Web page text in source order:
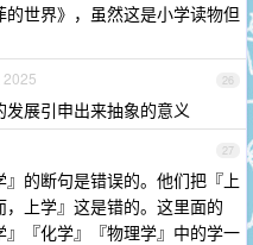
世界》，虽然这是小学读物但
26
2025
展引申出来抽象的意义
27
的断句是错误的。他们把『上
上学』这是错的。这里面的
』『化学』『物理学』中的学一